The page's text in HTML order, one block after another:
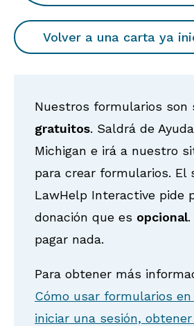
Volver a una carta ya
Nuestros formularios son
gratuitos. Saldrá de
Michigan e irá a nuestro
para crear formularios. El
LawHelp Interactive pide
donación que es opcional.
pagar nada.
Para obtener más
Cómo usar formularios
iniciar una sesión,